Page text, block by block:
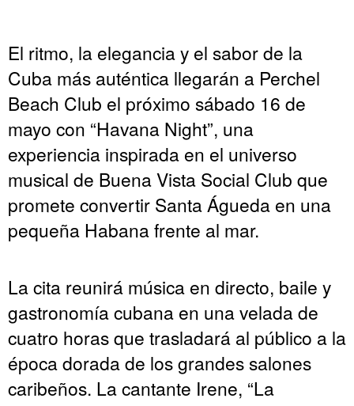
El ritmo, la elegancia y el sabor de la
Cuba más auténtica llegarán a Perchel
Beach Club el próximo sábado 16 de
mayo con “Havana Night”, una
experiencia inspirada en el universo
musical de Buena Vista Social Club que
promete convertir Santa Águeda en una
pequeña Habana frente al mar.
La cita reunirá música en directo, baile y
gastronomía cubana en una velada de
cuatro horas que trasladará al público a la
época dorada de los grandes salones
caribeños. La cantante Irene, “La